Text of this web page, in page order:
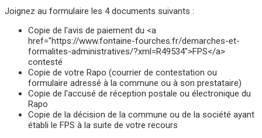
Joignez au formulaire les 4 documents suivants :
Copie de l'avis de paiement du <a
href="https://www.fontaine-fourches.fr/demarches-et-
formalites-administratives/?xml=R49534">FPS</a>
contesté
Copie de votre Rapo (courrier de contestation ou
formulaire adressé à la commune ou à son prestataire)
Copie de l'accusé de réception postale ou électronique du
Rapo
Copie de la décision de la commune ou de la société ayant
établi le FPS à la suite de votre recours